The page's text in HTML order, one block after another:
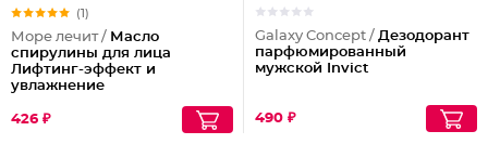
(1)
Море лечит / Масло
спирулины для лица
Лифтинг-эффект и
увлажнение
426 ₽
Galaxy Concept / Дезодорант
парфюмированный
мужской Invict
490 ₽